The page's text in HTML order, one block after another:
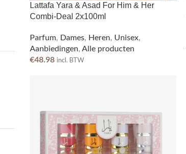
Lattafa Yara & Asad For Him & Her
Combi-Deal 2x100ml
Parfum, Dames, Heren, Unisex,
Aanbiedingen, Alle producten
€48.98 incl. BTW